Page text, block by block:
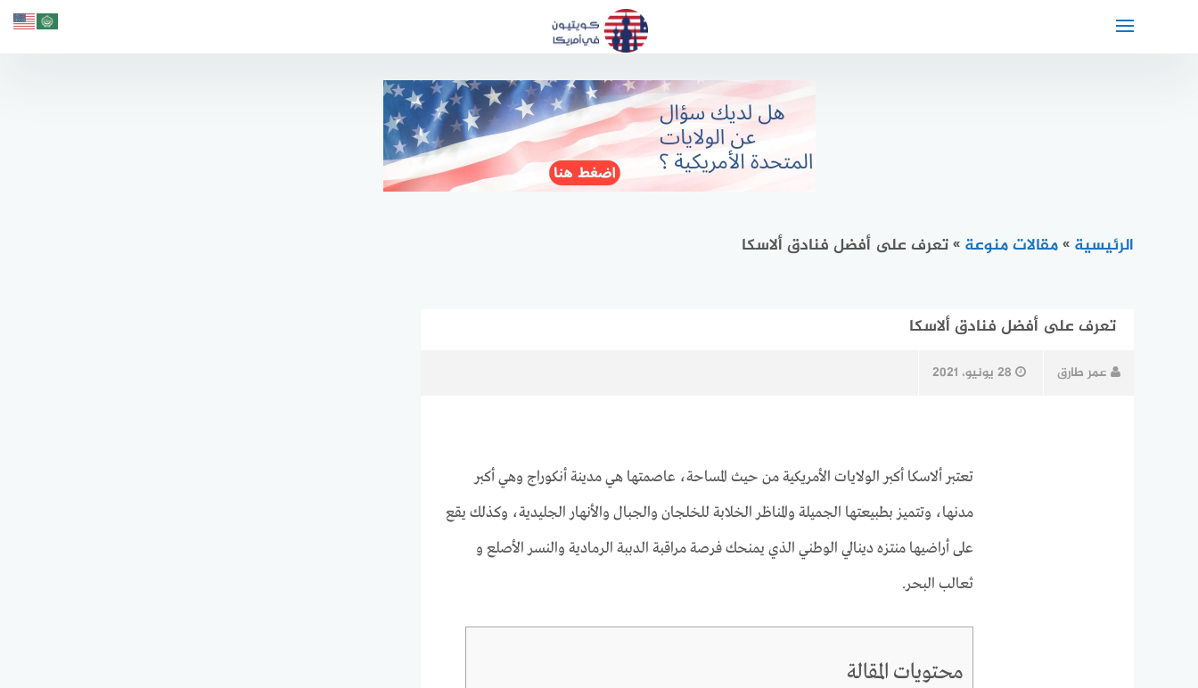
الرئيسية »مقالات منوعة »تعرف على أفضل فنادق ألاسكا
تعرف على أفضل فنادق ألاسكا
عمر طارق 28 يونيو، 2021
تعتبر ألاسكا أكبر الولايات الأمريكية من حيث المساحة، عاصمتها هي مدينة أنكوراج وهي أكبر
مدنها، وتتميز بطبيعتها الجميلة والمناظر الخلابة للخلجان والجبال والأنهار الجليدية، وكذلك يقع
على أراضيها منتزه دينالي الوطني الذي يمنحك فرصة مراقبة الدببة الرمادية والنسر الأصلع و
ثعالب البحر.
محتويات المقالة